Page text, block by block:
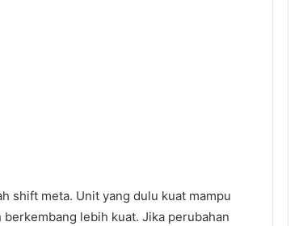
shift meta. Unit yang dulu kuat mampu
lebih kuat. Jika perubahan